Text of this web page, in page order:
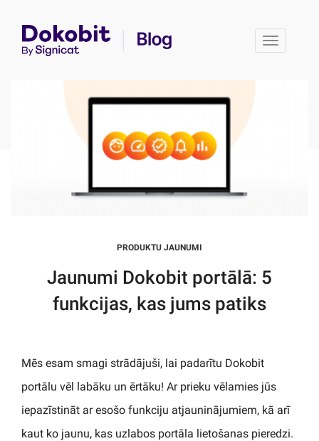
Toggle
PRODUKTU JAUNUMI
Jaunumi Dokobit portālā: 5
funkcijas, kas jums patiks
Mēs esam smagi strādājuši, lai padarītu Dokobit
portālu vēl labāku un ērtāku! Ar prieku vēlamies jūs
iepazīstināt ar esošo funkciju atjauninājumiem, kā arī
kaut ko jaunu, kas uzlabos portāla lietošanas pieredzi.